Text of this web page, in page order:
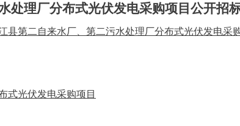
处理厂分布式光伏发电采购项目公开招
县第二自来水厂、第二污水处理厂分布式光伏发电采
式光伏发电采购项目